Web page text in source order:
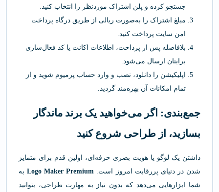
جستجو کرده و پلن اشتراک موردنظر را انتخاب کنید.
مبلغ اشتراک را به‌صورت ریالی از طریق درگاه پرداخت
امن سایت پرداخت کنید.
بلافاصله پس از پرداخت، اطلاعات اکانت یا کد فعال‌سازی
برایتان ارسال می‌شود.
اپلیکیشن را دانلود، نصب و وارد حساب پرمیوم شوید و از
تمام امکانات آن بهره‌مند گردید.
جمع‌بندی: اگر می‌خواهید یک برند ماندگار
بسازید، از طراحی شروع کنید
داشتن یک لوگو یا هویت بصری حرفه‌ای، اولین قدم برای متمایز
شدن در دنیای پررقابت امروز است. Logo Maker Premiumبه
شما ابزارهایی می‌دهد که بدون نیاز به مهارت طراحی، بتوانید